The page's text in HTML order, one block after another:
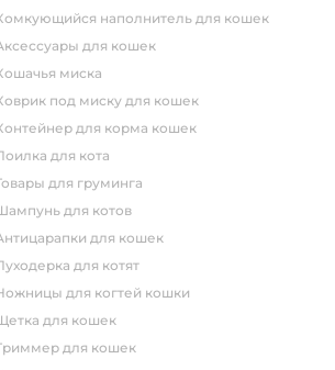
комкующийся наполнитель для кошек
аксессуары для кошек
кошачья миска
коврик под миску для кошек
контейнер для корма кошек
поилка для кота
товары для груминга
шампунь для котов
антицарапки для кошек
пуходерка для котят
ножницы для когтей кошки
щетка для кошек
триммер для кошек